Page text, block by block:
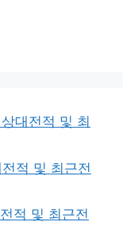
대전적 및 최
적 및 최근전
적 및 최근전